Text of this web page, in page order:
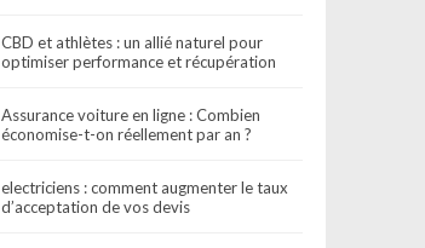
CBD et athlètes : un allié naturel pour
optimiser performance et récupération
Assurance voiture en ligne : Combien
économise-t-on réellement par an ?
electriciens : comment augmenter le taux
d’acceptation de vos devis